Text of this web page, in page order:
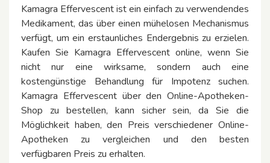
Kamagra Effervescent ist ein einfach zu verwendendes
Medikament, das über einen mühelosen Mechanismus
verfügt, um ein erstaunliches Endergebnis zu erzielen.
Kaufen Sie Kamagra Effervescent online, wenn Sie
nicht nur eine wirksame, sondern auch eine
kostengünstige Behandlung für Impotenz suchen.
Kamagra Effervescent über den Online-Apotheken-
Shop zu bestellen, kann sicher sein, da Sie die
Möglichkeit haben, den Preis verschiedener Online-
Apotheken zu vergleichen und den besten
verfügbaren Preis zu erhalten.